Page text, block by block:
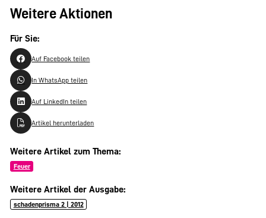
Weitere Aktionen
Für Sie:
Auf Facebook teilen
In WhatsApp teilen
Auf LinkedIn teilen
Artikel herunterladen
Weitere Artikel zum Thema:
Feuer
Weitere Artikel der Ausgabe:
schadenprisma 2 | 2012